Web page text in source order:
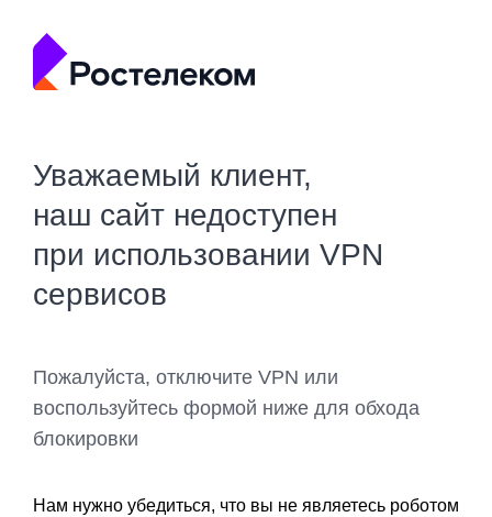
Уважаемый клиент,
наш сайт недоступен
при использовании VPN
сервисов
Пожалуйста, отключите VPN или
воспользуйтесь формой ниже для обхода
блокировки
Нам нужно убедиться, что вы не являетесь роботом